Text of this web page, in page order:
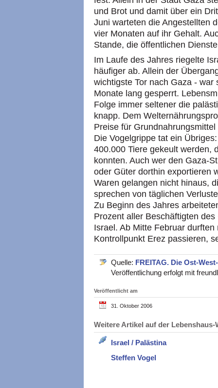
und Brot und damit über ein
Juni warteten die Angestellten
vier Monaten auf ihr Gehalt.
Stande, die öffentlichen
Im Laufe des Jahres riegelte
häufiger ab. Allein der
wichtigste Tor nach Gaza -
Monate lang gesperrt.
Folge immer seltener die
knapp. Dem
Preise für
Die Vogelgrippe tat ein
400.000 Tiere gekeult werden,
konnten. Auch wer den Gaza-
oder Güter dorthin exportieren
Waren gelangen nicht hinaus,
sprechen von täglichen
Zu Beginn des Jahres
Prozent aller Beschäftigten
Israel. Ab Mitte Februar
Kontrollpunkt Erez passieren,
Quelle: FREITAG. Die Ost-
Veröffentlichung erfolgt mit
Veröffentlicht am
31. Oktober 2006
Weitere Artikel auf der
Israel / Palästina
Steffen Vogel